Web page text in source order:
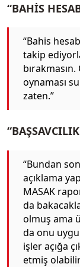
“BAHİS
“Bahis
takip
oynaması
zaten.”
“Bundan
açıklama
MASAK
da
olmuş ama
da onu
işler açığa
etmiş